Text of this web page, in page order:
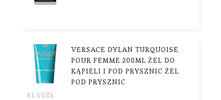
VERSACE DYLAN TURQUOISE
POUR FEMME 200ML ŻEL DO
KĄPIELI I POD PRYSZNIC ŻEL
POD PRYSZNIC
81.60ZŁ